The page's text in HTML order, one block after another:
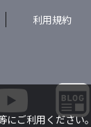
利用規約
ご利用ください。